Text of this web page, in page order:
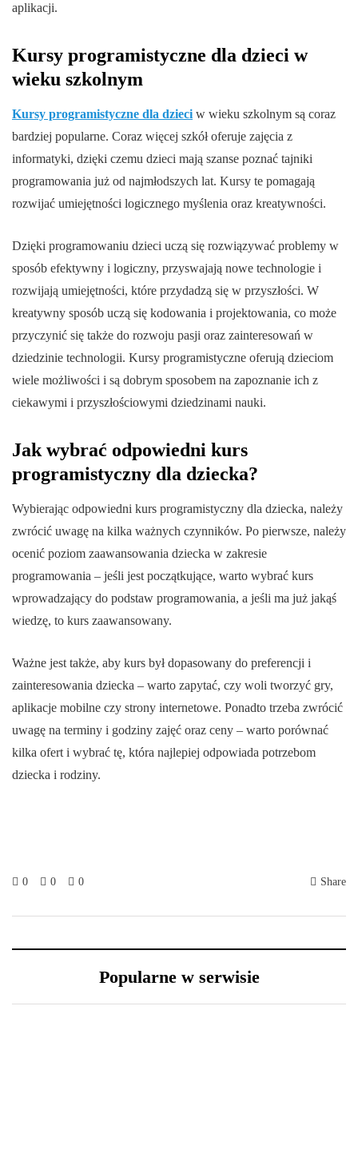
aplikacji.
Kursy programistyczne dla dzieci w
wieku szkolnym
Kursy programistyczne dla dzieci w wieku szkolnym są coraz
bardziej popularne. Coraz więcej szkół oferuje zajęcia z
informatyki, dzięki czemu dzieci mają szanse poznać tajniki
programowania już od najmłodszych lat. Kursy te pomagają
rozwijać umiejętności logicznego myślenia oraz kreatywności.
Dzięki programowaniu dzieci uczą się rozwiązywać problemy w
sposób efektywny i logiczny, przyswajają nowe technologie i
rozwijają umiejętności, które przydadzą się w przyszłości. W
kreatywny sposób uczą się kodowania i projektowania, co może
przyczynić się także do rozwoju pasji oraz zainteresowań w
dziedzinie technologii. Kursy programistyczne oferują dzieciom
wiele możliwości i są dobrym sposobem na zapoznanie ich z
ciekawymi i przyszłościowymi dziedzinami nauki.
Jak wybrać odpowiedni kurs
programistyczny dla dziecka?
Wybierając odpowiedni kurs programistyczny dla dziecka, należy
zwrócić uwagę na kilka ważnych czynników. Po pierwsze, należy
ocenić poziom zaawansowania dziecka w zakresie
programowania – jeśli jest początkujące, warto wybrać kurs
wprowadzający do podstaw programowania, a jeśli ma już jakąś
wiedzę, to kurs zaawansowany.
Ważne jest także, aby kurs był dopasowany do preferencji i
zainteresowania dziecka – warto zapytać, czy woli tworzyć gry,
aplikacje mobilne czy strony internetowe. Ponadto trzeba zwrócić
uwagę na terminy i godziny zajęć oraz ceny – warto porównać
kilka ofert i wybrać tę, która najlepiej odpowiada potrzebom
dziecka i rodziny.
0 0 0 Share
Popularne w serwisie